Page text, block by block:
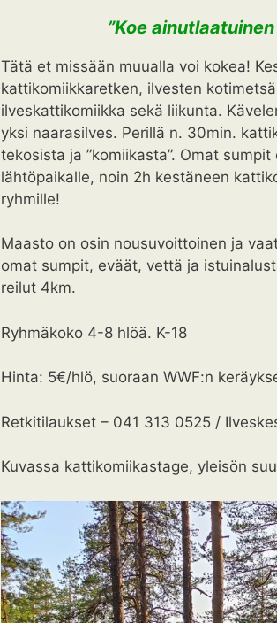
”Koe
Tätä et missään muualla voi kokea!
kattikomiikkaretken, ilvesten
ilveskattikomiikka sekä liikunta.
yksi naarasilves. Perillä n. 30min.
tekosista ja ”komiikasta”. Omat
lähtöpaikalle, noin 2h kestäneen
ryhmille!
Maasto on osin nousuvoittoinen ja
omat sumpit, eväät, vettä ja
reilut 4km.
Ryhmäkoko 4-8 hlöä. K-18
Hinta: 5€/hlö, suoraan WWF:n
Retkitilaukset – 041 313 0525 /
Kuvassa kattikomiikastage, yleisön